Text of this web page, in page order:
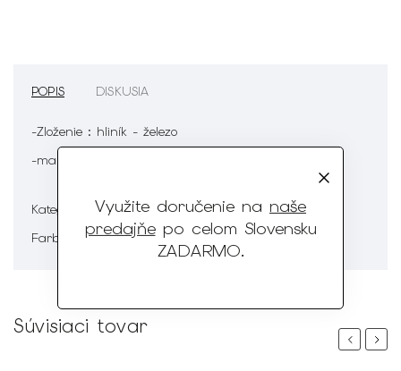
Využite doručenie na naše
predajňepo celom Slovensku
ZADARMO.
POPIS DISKUSIA
-Zloženie : hliník - železo
-manžetové gombíky sú skvelým doplnkom
Kategória
Manžetové gombíky
Farba
Strieborná
Súvisiaci tovar
PreviousNext